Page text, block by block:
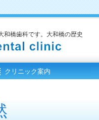
和橋歯科です。大和橋の歴史
クリニック案内